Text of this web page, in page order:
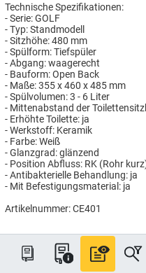
Technische Spezifikationen:
- Serie: GOLF
- Typ: Standmodell
- Sitzhöhe: 480 mm
- Spülform: Tiefspüler
- Abgang: waagerecht
- Bauform: Open Back
- Maße: 355 x 460 x 485 mm
- Spülvolumen: 3 - 6 Liter
- Mittenabstand der
- Erhöhte Toilette: ja
- Werkstoff: Keramik
- Farbe: Weiß
- Glanzgrad: glänzend
- Position Abfluss: RK (Rohr
- Antibakterielle Behandlung: ja
- Mit Befestigungsmaterial: ja
Artikelnummer: CE401